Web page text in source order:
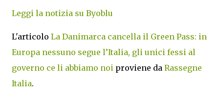
Leggi la notizia su Byoblu
L'articolo La Danimarca cancella il Green Pass: in
Europa nessuno segue l’Italia, gli unici fessi al
governo ce li abbiamo noi proviene da Rassegne
Italia.